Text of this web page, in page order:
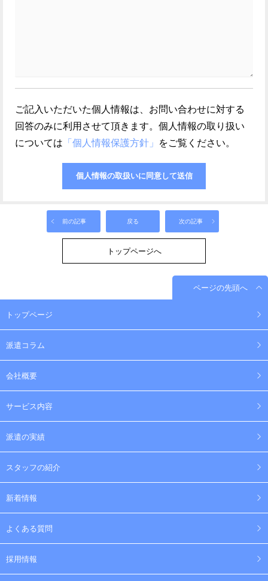
ご記入いただいた個人情報は、お問い合わせに対する
回答のみに利用させて頂きます。個人情報の取り扱い
については 「個人情報保護方針」 をご覧ください。
前の記事 戻る 次の記事
トップページへ
ページの先頭へ
トップページ
派遣コラム
会社概要
サービス内容
派遣の実績
スタッフの紹介
新着情報
よくある質問
採用情報